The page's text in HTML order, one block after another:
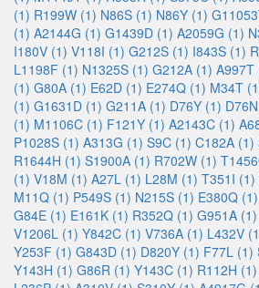
(1) R199W (1) N86S (1) N86Y (1)
(1) A2144G (1) G1439D (1) A2059G (1)
I180V (1) V118I (1) G212S (1) I843S (1)
L1198F (1) N1325S (1) G212A (1) A997T
(1) G80A (1) E62D (1) E274Q (1) M34T
(1) G1631D (1) G211A (1) D76Y (1)
(1) M1106C (1) F121Y (1) A2143C (1)
P1028S (1) A313G (1) S9C (1) C182A (1)
R1644H (1) S1900A (1) R702W (1)
(1) V18M (1) A27L (1) L28M (1) T351I (1)
M11Q (1) P549S (1) N215S (1) E380Q (1)
G84E (1) E161K (1) R352Q (1) G951A (1)
V1206L (1) Y842C (1) V736A (1) L432V
Y253F (1) G843D (1) D820Y (1) F77L (1)
Y143H (1) G86R (1) Y143C (1) R112H (1)